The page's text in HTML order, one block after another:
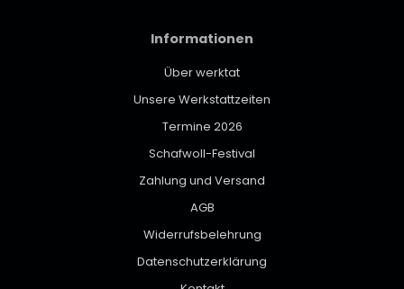
Informationen
Über werktat
Unsere Werkstattzeiten
Termine 2026
Schafwoll-Festival
Zahlung und Versand
AGB
Widerrufsbelehrung
Datenschutzerklärung